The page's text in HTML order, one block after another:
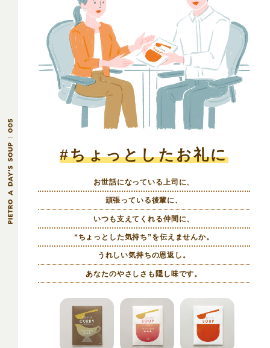
#ちょっとしたお礼に
お世話になっている上司に、
頑張っている後輩に、
いつも支えてくれる仲間に、
“ちょっとした気持ち”を伝えませんか。
うれしい気持ちの恩返し。
あなたのやさしさも隠し味です。